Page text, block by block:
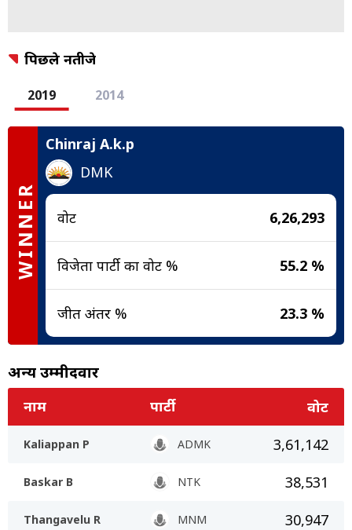
पिछले नतीजे
2019 2014
WINNER
Chinraj A.k.p
DMK
वोट 6,26,293
विजेता पार्टी का वोट % 55.2 %
जीत अंतर % 23.3 %
अन्य उम्मीदवार
नाम पार्टी वोट
Kaliappan P ADMK 3,61,142
Baskar B NTK 38,531
Thangavelu R MNM 30,947